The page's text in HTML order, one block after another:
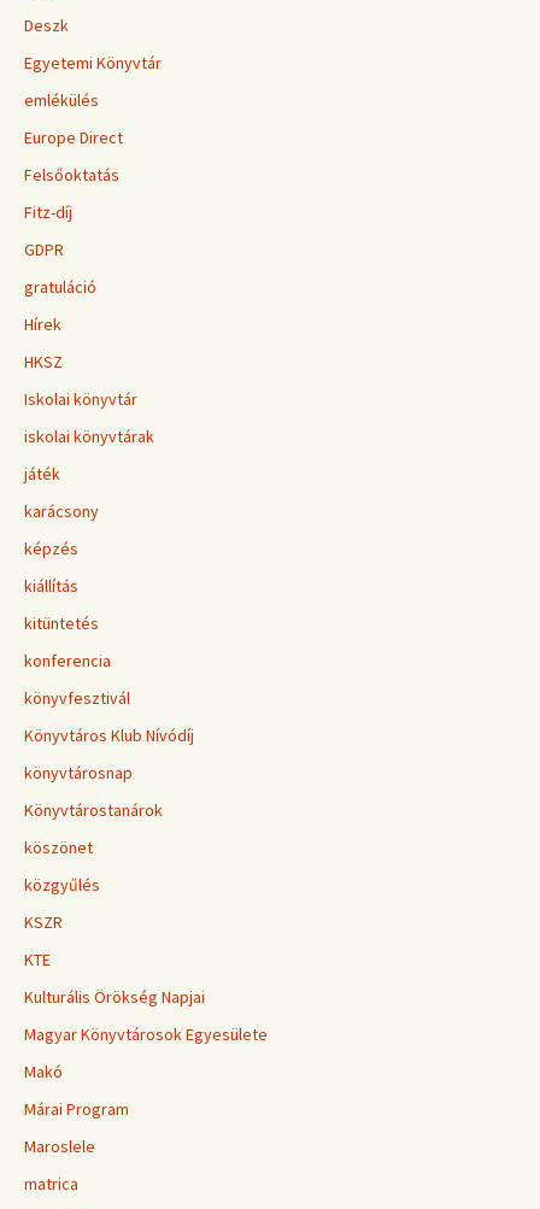
Deszk
Egyetemi Könyvtár
emlékülés
Europe Direct
Felsőoktatás
Fitz-díj
GDPR
gratuláció
Hírek
HKSZ
Iskolai könyvtár
iskolai könyvtárak
játék
karácsony
képzés
kiállítás
kitüntetés
konferencia
könyvfesztivál
Könyvtáros Klub Nívódíj
könyvtárosnap
Könyvtárostanárok
köszönet
közgyűlés
KSZR
KTE
Kulturális Örökség Napjai
Magyar Könyvtárosok Egyesülete
Makó
Márai Program
Maroslele
matrica